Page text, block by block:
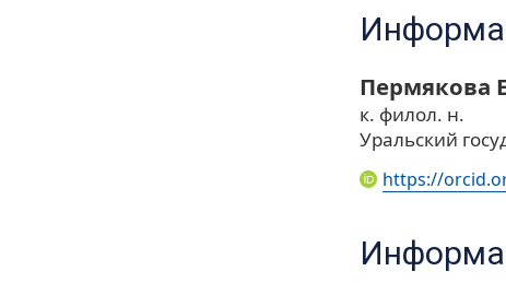
Пермякова
к. филол. н.
Уральский
https://